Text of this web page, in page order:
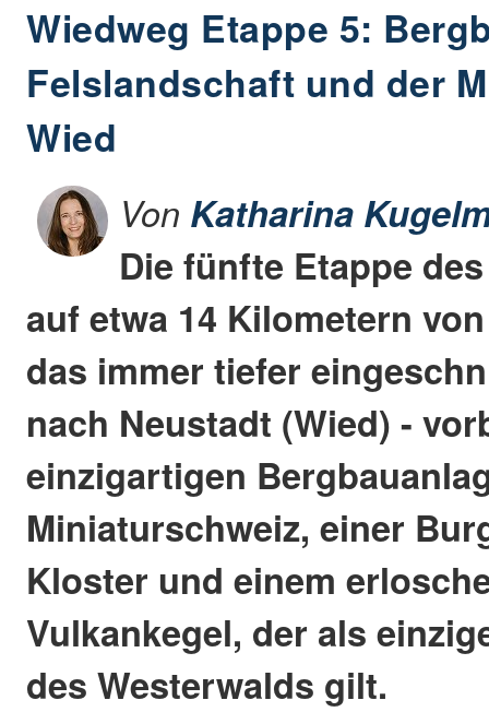
Wiedweg Etappe 5:
Felslandschaft und der
Wied
Von Katharina
Die fünfte Etappe
auf etwa 14 Kilometern
das immer tiefer
nach Neustadt (Wied) -
einzigartigen
Miniaturschweiz, einer
Kloster und einem
Vulkankegel, der als
des Westerwalds gilt.